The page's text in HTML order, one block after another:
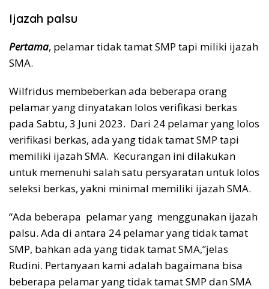
Ijazah palsu
Pertama, pelamar tidak tamat SMP tapi miliki ijazah
SMA.
Wilfridus membeberkan ada beberapa orang
pelamar yang dinyatakan lolos verifikasi berkas
pada Sabtu, 3 Juni 2023. Dari 24 pelamar yang lolos
verifikasi berkas, ada yang tidak tamat SMP tapi
memiliki ijazah SMA. Kecurangan ini dilakukan
untuk memenuhi salah satu persyaratan untuk lolos
seleksi berkas, yakni minimal memiliki ijazah SMA.
“Ada beberapa pelamar yang menggunakan ijazah
palsu. Ada di antara 24 pelamar yang tidak tamat
SMP, bahkan ada yang tidak tamat SMA,”jelas
Rudini. Pertanyaan kami adalah bagaimana bisa
beberapa pelamar yang tidak tamat SMP dan SMA